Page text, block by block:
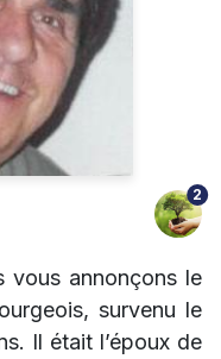
2
vous annonçons le
survenu le
Il était l’époux de